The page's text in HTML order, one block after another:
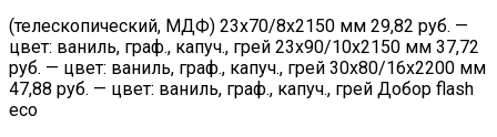
(телескопический, МДФ) 23х70/8х2150 мм 29,82 руб. —
цвет: ваниль, граф., капуч., грей 23х90/10х2150 мм 37,72
руб. — цвет: ваниль, граф., капуч., грей 30х80/16х2200 мм
47,88 руб. — цвет: ваниль, граф., капуч., грей Добор flash
eco